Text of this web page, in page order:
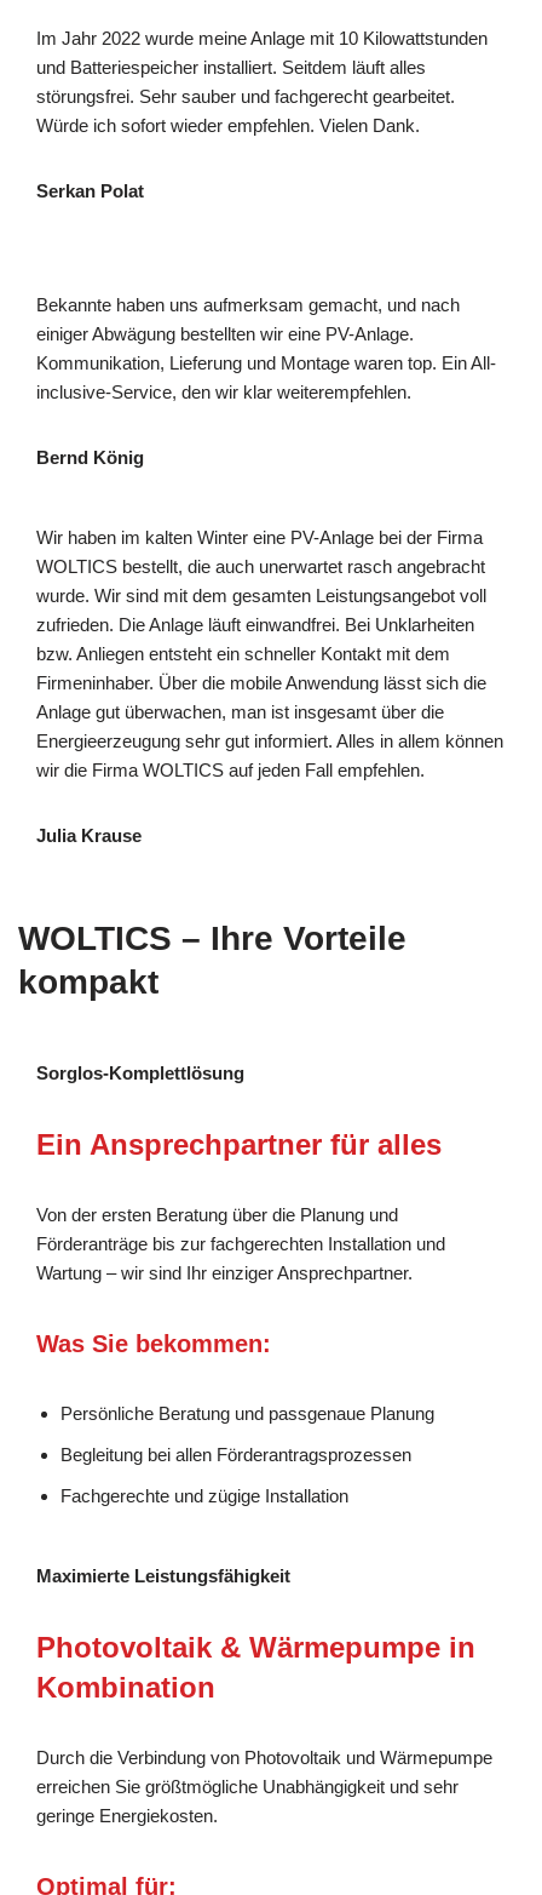
Im Jahr 2022 wurde meine Anlage mit 10 Kilowattstunden
und Batteriespeicher installiert. Seitdem läuft alles
störungsfrei. Sehr sauber und fachgerecht gearbeitet.
Würde ich sofort wieder empfehlen. Vielen Dank.
Serkan Polat
Bekannte haben uns aufmerksam gemacht, und nach
einiger Abwägung bestellten wir eine PV-Anlage.
Kommunikation, Lieferung und Montage waren top. Ein All-
inclusive-Service, den wir klar weiterempfehlen.
Bernd König
Wir haben im kalten Winter eine PV-Anlage bei der Firma
WOLTICS bestellt, die auch unerwartet rasch angebracht
wurde. Wir sind mit dem gesamten Leistungsangebot voll
zufrieden. Die Anlage läuft einwandfrei. Bei Unklarheiten
bzw. Anliegen entsteht ein schneller Kontakt mit dem
Firmeninhaber. Über die mobile Anwendung lässt sich die
Anlage gut überwachen, man ist insgesamt über die
Energieerzeugung sehr gut informiert. Alles in allem können
wir die Firma WOLTICS auf jeden Fall empfehlen.
Julia Krause
WOLTICS – Ihre Vorteile
kompakt
Sorglos-Komplettlösung
Ein Ansprechpartner für alles
Von der ersten Beratung über die Planung und
Förderanträge bis zur fachgerechten Installation und
Wartung – wir sind Ihr einziger Ansprechpartner.
Was Sie bekommen:
Persönliche Beratung und passgenaue Planung
Begleitung bei allen Förderantragsprozessen
Fachgerechte und zügige Installation
Maximierte Leistungsfähigkeit
Photovoltaik & Wärmepumpe in
Kombination
Durch die Verbindung von Photovoltaik und Wärmepumpe
erreichen Sie größtmögliche Unabhängigkeit und sehr
geringe Energiekosten.
Optimal für: